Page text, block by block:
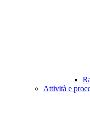
Attività e